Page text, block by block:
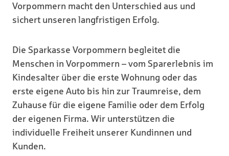
Vorpommern macht den Unterschied aus und
sichert unseren langfristigen Erfolg.
Die Sparkasse Vorpommern begleitet die
Menschen in Vorpommern – vom Sparerlebnis im
Kindesalter über die erste Wohnung oder das
erste eigene Auto bis hin zur Traumreise, dem
Zuhause für die eigene Familie oder dem Erfolg
der eigenen Firma. Wir unterstützen die
individuelle Freiheit unserer Kundinnen und
Kunden.